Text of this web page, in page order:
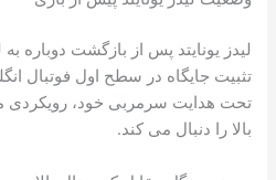
لیدز یونایتد پس از بازگشت دوباره
تثبیت جایگاه در سطح اول فوتبال
تحت هدایت سرمربی خود، رویکردی
بالا را دنبال می کند.